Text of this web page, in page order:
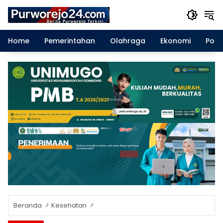
Langsung
konten
Home
Pemerintahan Olahraga Ekonomi
Beranda Kesehatan